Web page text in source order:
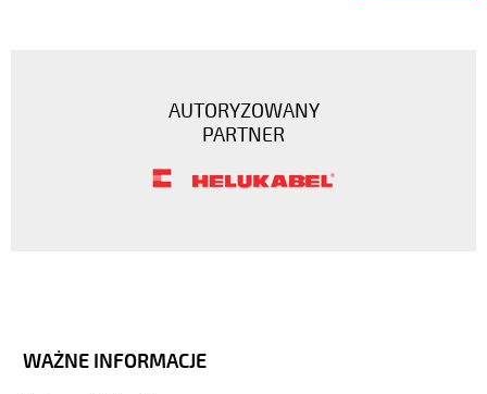
AUTORYZOWANY
PARTNER
WAŻNE INFORMACJE